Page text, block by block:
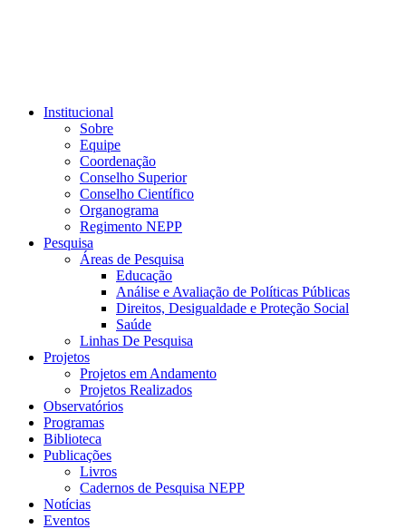
Institucional
Sobre
Equipe
Coordenação
Conselho Superior
Conselho Científico
Organograma
Regimento NEPP
Pesquisa
Áreas de Pesquisa
Educação
Análise e Avaliação de Políticas Públicas
Direitos, Desigualdade e Proteção Social
Saúde
Linhas De Pesquisa
Projetos
Projetos em Andamento
Projetos Realizados
Observatórios
Programas
Biblioteca
Publicações
Livros
Cadernos de Pesquisa NEPP
Notícias
Eventos